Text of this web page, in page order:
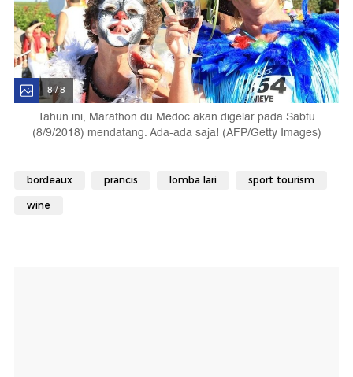
8 / 8
Tahun ini, Marathon du Medoc akan digelar pada Sabtu
(8/9/2018) mendatang. Ada-ada saja! (AFP/Getty Images)
bordeaux prancis lomba lari sport tourism
wine